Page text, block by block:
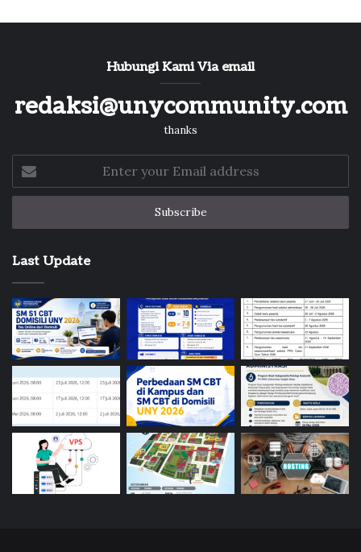
Hubungi Kami Via email
redaksi@unycommunity.com
thanks
your
Email
Last Update